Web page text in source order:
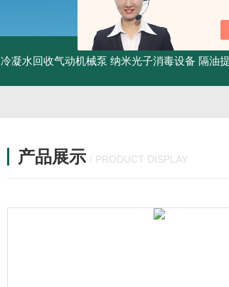
冷凝水回收气动机械泵 纳米光子消毒设备 隔油
产品展示 / PRODUCT DISPLAY